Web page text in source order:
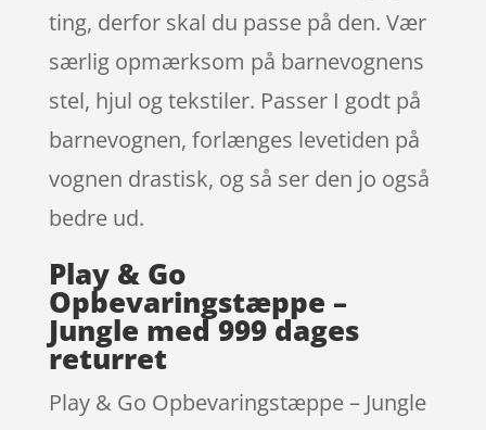
ting, derfor skal du passe på den. Vær
særlig opmærksom på barnevognens
stel, hjul og tekstiler. Passer I godt på
barnevognen, forlænges levetiden på
vognen drastisk, og så ser den jo også
bedre ud.
Play & Go
Opbevaringstæppe –
Jungle med 999 dages
returret
Play & Go Opbevaringstæppe – Jungle